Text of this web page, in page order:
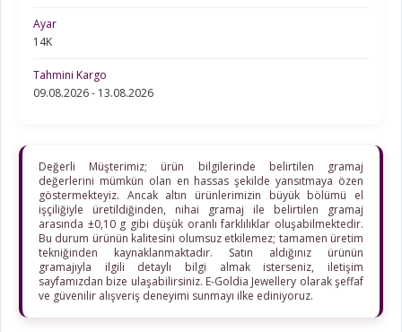
Ayar
14K
Tahmini Kargo
09.08.2026 - 13.08.2026
Değerli Müşterimiz; ürün bilgilerinde belirtilen gramaj
değerlerini mümkün olan en hassas şekilde yansıtmaya özen
göstermekteyiz. Ancak altın ürünlerimizin büyük bölümü el
işçiliğiyle üretildiğinden, nihai gramaj ile belirtilen gramaj
arasında ±0,10 g gibi düşük oranlı farklılıklar oluşabilmektedir.
Bu durum ürünün kalitesini olumsuz etkilemez; tamamen üretim
tekniğinden kaynaklanmaktadır. Satın aldığınız ürünün
gramajıyla ilgili detaylı bilgi almak isterseniz, iletişim
sayfamızdan bize ulaşabilirsiniz. E-Goldia Jewellery olarak şeffaf
ve güvenilir alışveriş deneyimi sunmayı ilke ediniyoruz.